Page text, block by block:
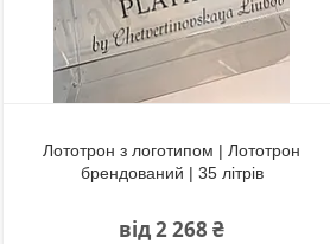
Лототрон з логотипом | Лототрон
брендований | 35 літрів
від 2 268 ₴